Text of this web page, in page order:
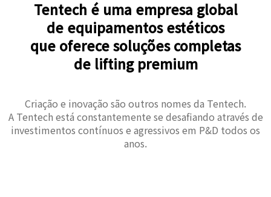
Tentech é uma empresa global
de equipamentos estéticos
que oferece soluções completas
de lifting premium
Criação e inovação são outros nomes da Tentech.
A Tentech está constantemente se desafiando através de
investimentos contínuos e agressivos em P&D todos os
anos.